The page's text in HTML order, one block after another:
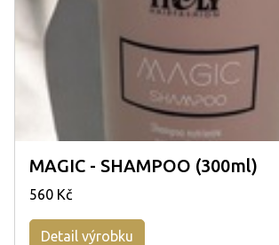
MAGIC - SHAMPOO (300ml)
560 Kč
Detail výrobku